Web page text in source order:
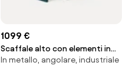
1099 €
Scaffale alto con elementi in
metallo Rami
In metallo, angolare, industriale